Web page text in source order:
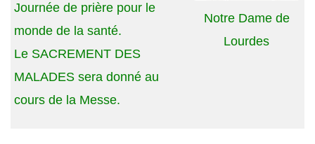
Journée de prière pour le
monde de la santé.
Le SACREMENT DES
MALADES sera donné au
cours de la Messe.
Notre Dame de
Lourdes